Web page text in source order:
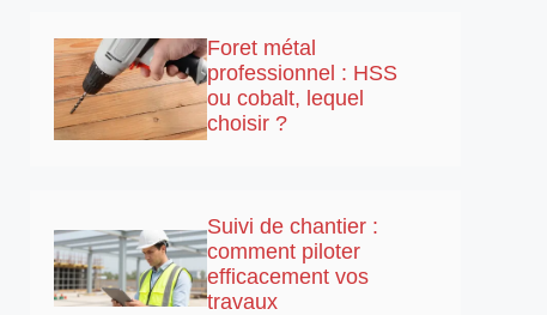
Foret métal
professionnel : HSS
ou cobalt, lequel
choisir ?
Suivi de chantier :
comment piloter
efficacement vos
travaux